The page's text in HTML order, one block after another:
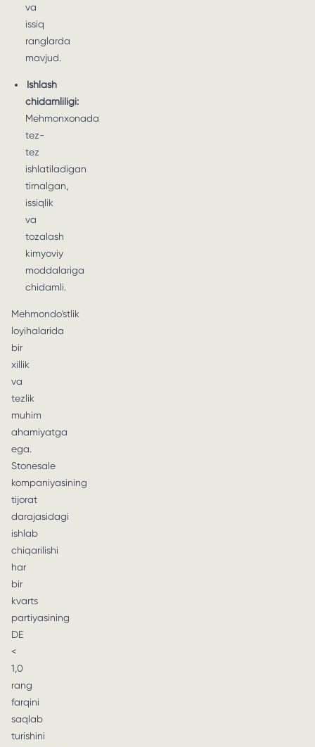
va
issiq
ranglarda
mavjud.
Ishlash
chidamliligi:
Mehmonxonada
tez-
tez
ishlatiladigan
tirnalgan,
issiqlik
va
tozalash
kimyoviy
moddalariga
chidamli.
Mehmondo'stlik
loyihalarida
bir
xillik
va
tezlik
muhim
ahamiyatga
ega.
Stonesale
kompaniyasining
tijorat
darajasidagi
ishlab
chiqarilishi
har
bir
kvarts
partiyasining
DE
<
1,0
rang
farqini
saqlab
turishini